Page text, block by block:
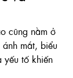
cũng nằm ở
mắt, biểu
yếu tố khiến